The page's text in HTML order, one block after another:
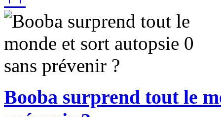
Booba surprend tout le